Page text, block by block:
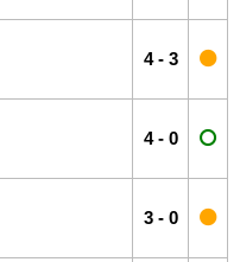
4- 3
4- 0
3- 0